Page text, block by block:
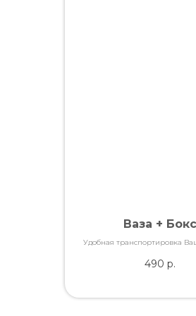
Ваза + Бокс
Удобная транспортировка
490 р.